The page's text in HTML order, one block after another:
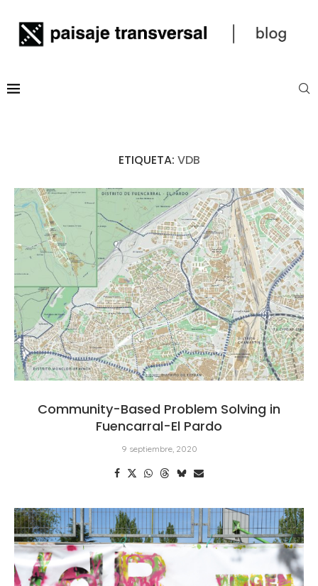
ETIQUETA: VDB
Community-Based Problem Solving in
Fuencarral-El Pardo
9 septiembre, 2020